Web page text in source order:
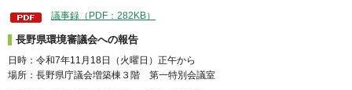
議事録（PDF：282KB）
長野県環境審議会への報告
日時：令和7年11月18日（火曜日）正午から
場所：長野県庁議会増築棟３階 第一特別会議室